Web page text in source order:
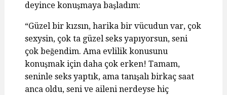
deyince konuşmaya başladım:
“Güzel bir kızsın, harika bir vücudun var, çok
sexysin, çok ta güzel seks yapıyorsun, seni
çok beğendim. Ama evlilik konusunu
konuşmak için daha çok erken! Tamam,
seninle seks yaptık, ama tanışalı birkaç saat
anca oldu, seni ve aileni nerdeyse hiç